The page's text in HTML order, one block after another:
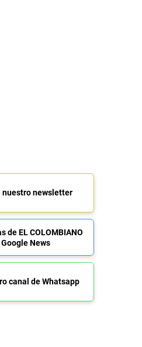
nuestro newsletter
de EL COLOMBIANO
News
canal de Whatsapp